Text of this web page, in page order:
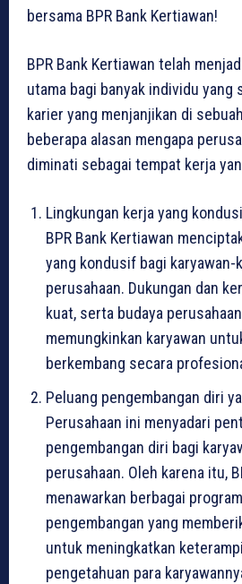
bersama BPR Bank Kertiawan!
BPR Bank Kertiawan telah
utama bagi banyak individu yang
karier yang menjanjikan di
beberapa alasan mengapa
diminati sebagai tempat kerja
Lingkungan kerja yang
BPR Bank Kertiawan
yang kondusif bagi karyawan-
perusahaan. Dukungan dan
kuat, serta budaya
memungkinkan karyawan
berkembang secara
Peluang pengembangan diri
Perusahaan ini menyadari
pengembangan diri bagi
perusahaan. Oleh karena itu,
menawarkan berbagai
pengembangan yang
untuk meningkatkan
pengetahuan para